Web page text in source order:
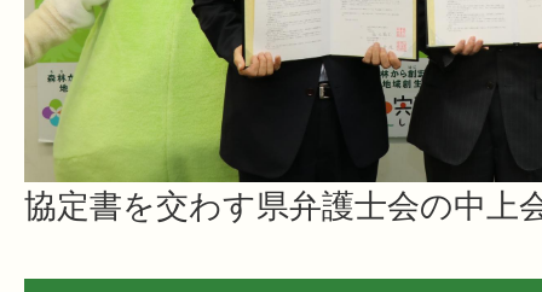
協定書を交わす県弁護士会の中上